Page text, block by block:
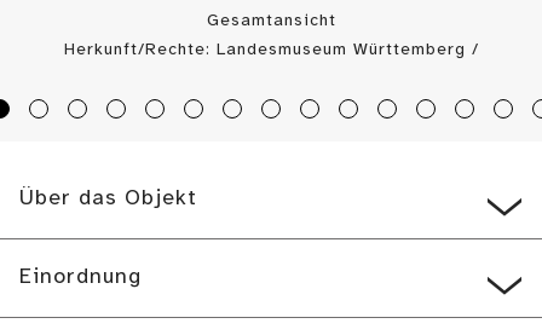
Gesamtansicht
Herkunft/Rechte: Landesmuseum Württemberg /
Über das Objekt
Einordnung